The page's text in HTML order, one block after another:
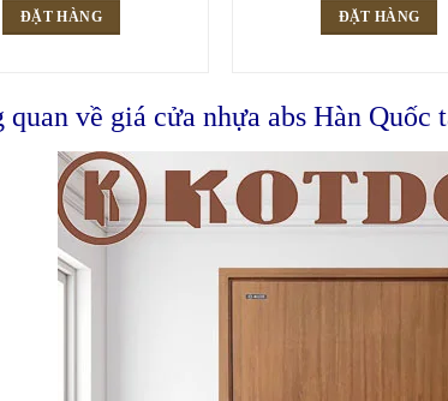
ĐẶT HÀNG ĐẶT HÀNG
quan về giá cửa nhựa abs Hàn Quốc